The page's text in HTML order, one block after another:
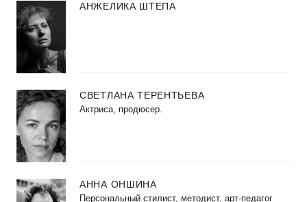
АНЖЕЛИКА ШТЕПА
СВЕТЛАНА ТЕРЕНТЬЕВА
Актриса, продюсер.
АННА ОНШИНА
Персональный стилист, методист, арт-педагог